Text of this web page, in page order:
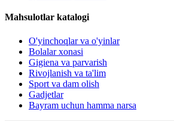
Mahsulotlar katalogi
O'yinchoqlar va o'yinlar
Bolalar xonasi
Gigiena va parvarish
Rivojlanish va ta'lim
Sport va dam olish
Gadjetlar
Bayram uchun hamma narsa